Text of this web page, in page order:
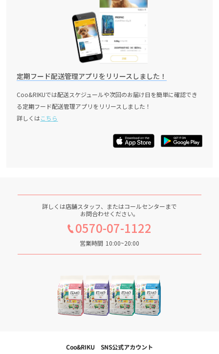
定期フード配送管理アプリをリリースしました！
Coo&RIKUでは配送スケジュールや次回のお届け日を簡単に確認でき
る定期フード配送管理アプリをリリースしました！
詳しくはこちら
詳しくは店舗スタッフ、またはコールセンターまで
お問合わせください。
0570-07-1122
営業時間 10:00~20:00
Coo&RIKU SNS公式アカウント